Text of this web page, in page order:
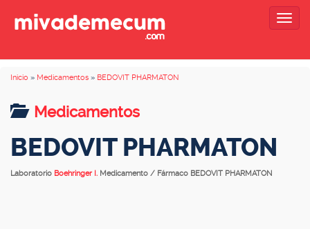
Inicio » Medicamentos » BEDOVIT PHARMATON
Medicamentos
BEDOVIT PHARMATON
Laboratorio Boehringer I. Medicamento / Fármaco BEDOVIT PHARMATON